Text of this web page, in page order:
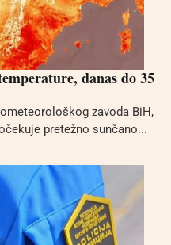
danas do 35
zavoda BiH,
pretežno sunčano...